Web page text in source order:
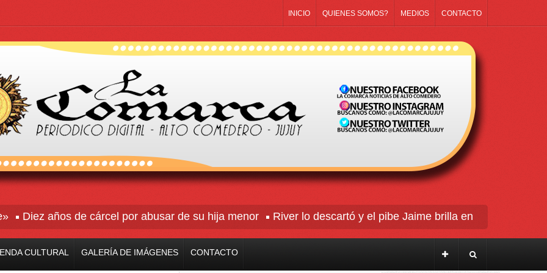
INICIO QUIENES SOMOS? MEDIOS CONTACTO
Diez años de cárcel por abusar de su hija menor River lo descartó y el pibe Jaime brilla en Peñarol de
CULTURAL GALERÍA DE IMÁGENES CONTACTO